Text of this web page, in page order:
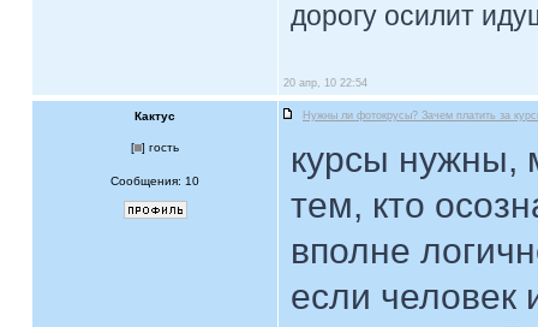
дорогу осилит
20 апр, 10 22:54
Кактус Нужны ли фотокрусы? Зачем платить за
[ ] гость
Сообщения: 10
курсы нужны,
тем, кто
вполне
если человек